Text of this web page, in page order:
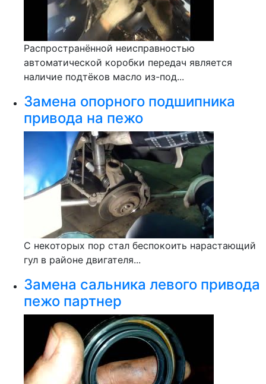
Распространённой неисправностью
автоматической коробки передач является
наличие подтёков масло из-под...
Замена опорного подшипника
привода на пежо
С некоторых пор стал беспокоить нарастающий
гул в районе двигателя...
Замена сальника левого привода
пежо партнер